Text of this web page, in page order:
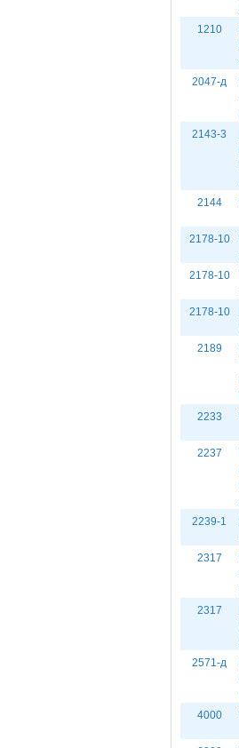
1210
2047-д
2143-3
2144
2178-10
2178-10
2178-10
2189
2233
2237
2239-1
2317
2317
2571-д
4000